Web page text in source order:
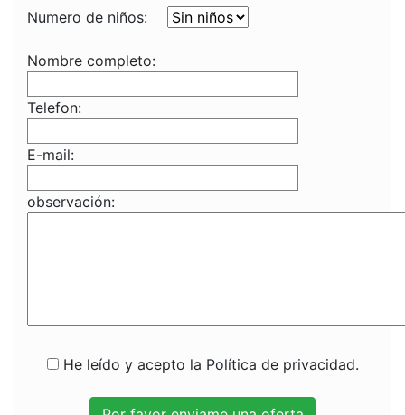
Numero de niños:
Nombre completo:
Telefon:
E-mail:
observación:
He leído y acepto la Política de privacidad.